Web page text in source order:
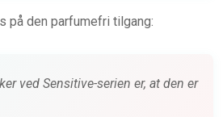
den parfumefri tilgang:
ved Sensitive-serien er, at den er